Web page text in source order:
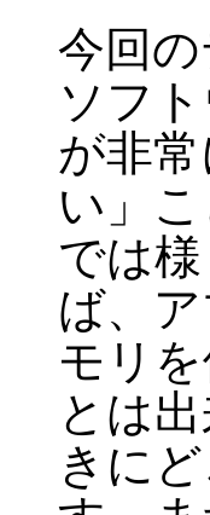
今回
ソフ
が非
い」
では
ば、
モリ
とは
きに